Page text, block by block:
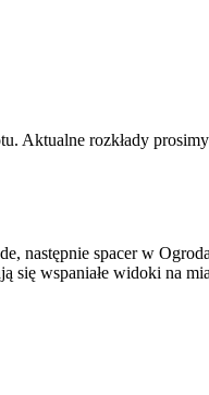
Aktualne rozkłady
następnie spacer w
wspaniałe widoki na